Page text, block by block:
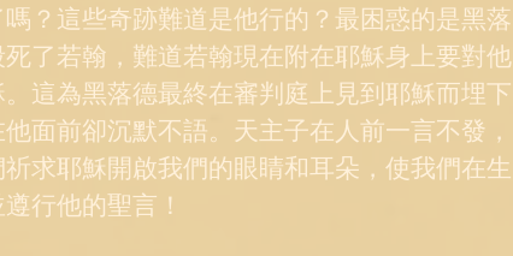
？這些奇跡難道是他行的？最困惑的是黑落
了若翰，難道若翰現在附在耶穌身上要對他
這為黑落德最終在審判庭上見到耶穌而埋下
面前卻沉默不語。天主子在人前一言不發，
求耶穌開啟我們的眼睛和耳朵，使我們在生
行他的聖言！